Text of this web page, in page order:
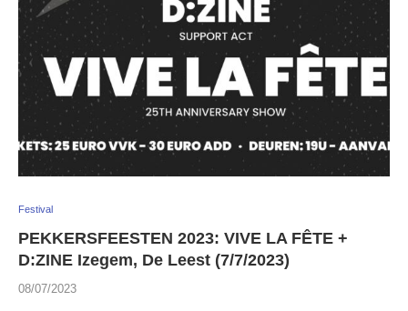
Festival
PEKKERSFEESTEN 2023: VIVE LA FÊTE +
D:ZINE Izegem, De Leest (7/7/2023)
08/07/2023